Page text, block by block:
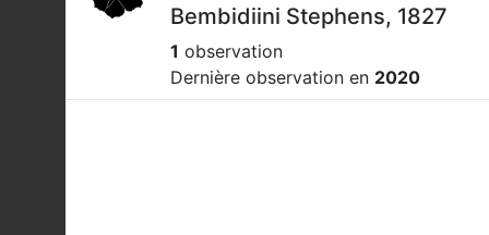
Bembidiini Stephens, 1827
1 observation
Dernière observation en 2020